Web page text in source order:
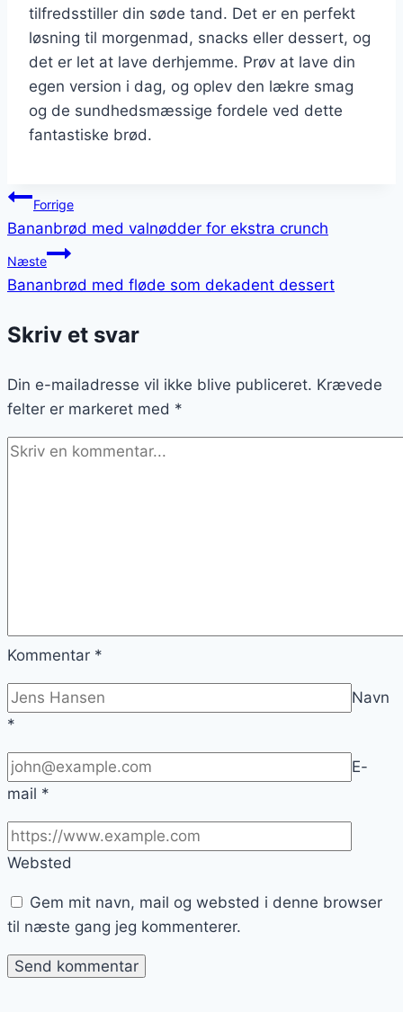
tilfredsstiller din søde tand. Det er en perfekt
løsning til morgenmad, snacks eller dessert, og
det er let at lave derhjemme. Prøv at lave din
egen version i dag, og oplev den lækre smag
og de sundhedsmæssige fordele ved dette
fantastiske brød.
Indlægsnavigation
Forrige
Bananbrød med valnødder for ekstra crunch
Næste
Bananbrød med fløde som dekadent dessert
Skriv et svar
Din e-mailadresse vil ikke blive publiceret. Krævede
felter er markeret med *
Kommentar *
Navn
*
E-
mail *
Websted
Gem mit navn, mail og websted i denne browser
til næste gang jeg kommenterer.